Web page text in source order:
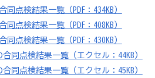
点検結果一覧（PDF：434KB）
点検結果一覧（PDF：408KB）
点検結果一覧（PDF：430KB）
同点検結果一覧（エクセル：44KB）
同点検結果一覧（エクセル：45KB）